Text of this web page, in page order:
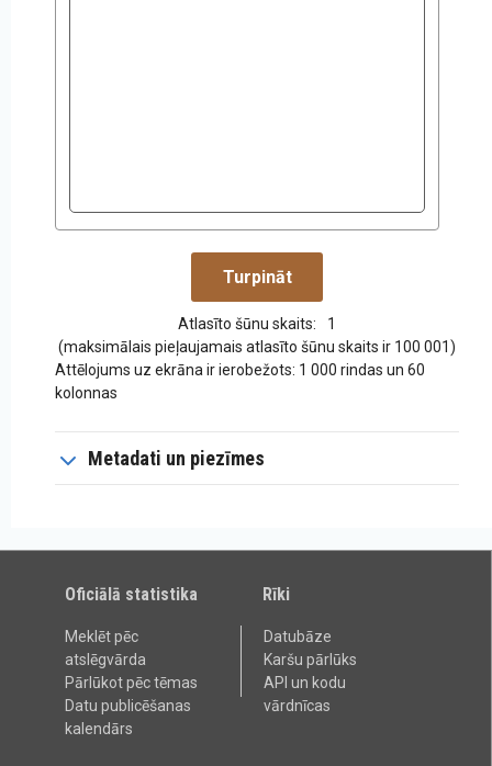
Atlasīto šūnu skaits:
1
(maksimālais pieļaujamais atlasīto šūnu skaits ir 100 001)
Attēlojums uz ekrāna ir ierobežots: 1 000 rindas un 60
kolonnas
Metadati un piezīmes
Oficiālā statistika
Meklēt pēc
atslēgvārda
Pārlūkot pēc tēmas
Datu publicēšanas
kalendārs
Rīki
Datubāze
Karšu pārlūks
API un kodu
vārdnīcas